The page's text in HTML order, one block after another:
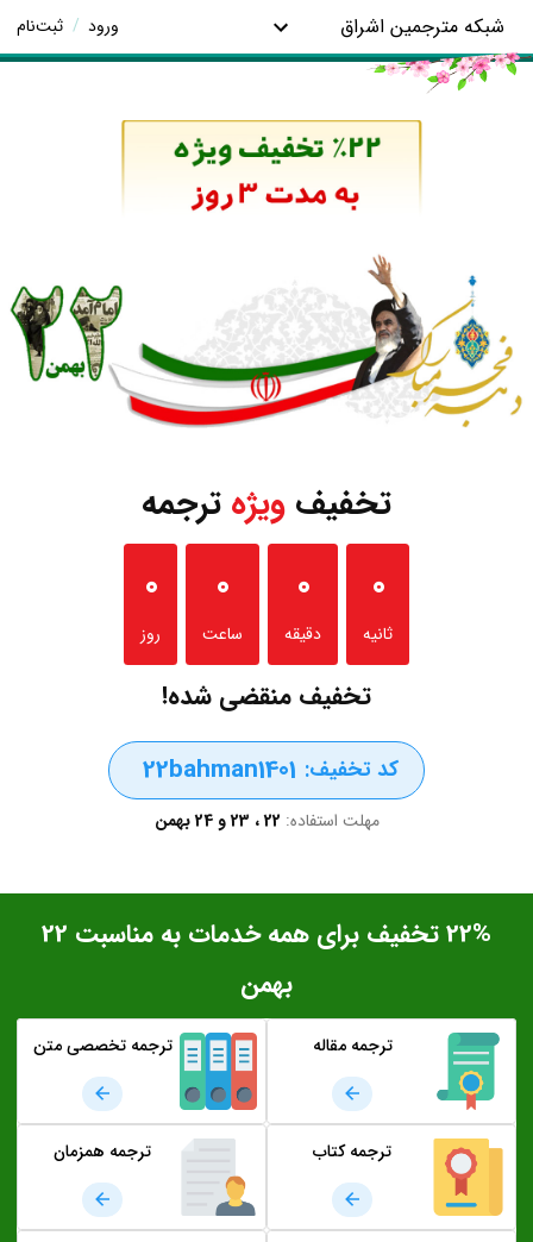
شبکه مترجمین اشراق ورود / ثبت‌نام
تخفیف ویژه ترجمه
0
روز
0
ساعت
0
دقیقه
0
ثانیه
تخفیف منقضی شده!
کد تخفیف: 22bahman1401
مهلت استفاده: 22 ، 23 و 24 بهمن
22% تخفیف برای همه خدمات به مناسبت 22
بهمن
ترجمه مقاله ترجمه تخصصی متن
ترجمه کتاب ترجمه همزمان